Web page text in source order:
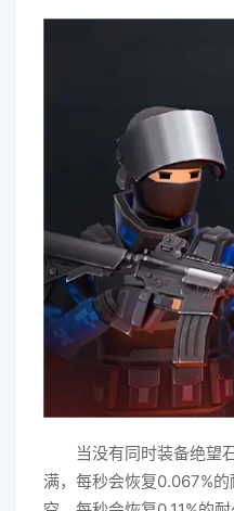
当没有同时装备绝望
满，每秒会恢复0.067%